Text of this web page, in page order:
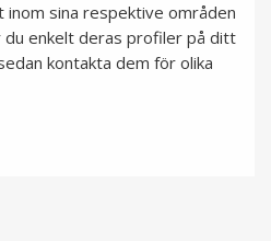
inom sina respektive områden
du enkelt deras profiler på ditt
kontakta dem för olika